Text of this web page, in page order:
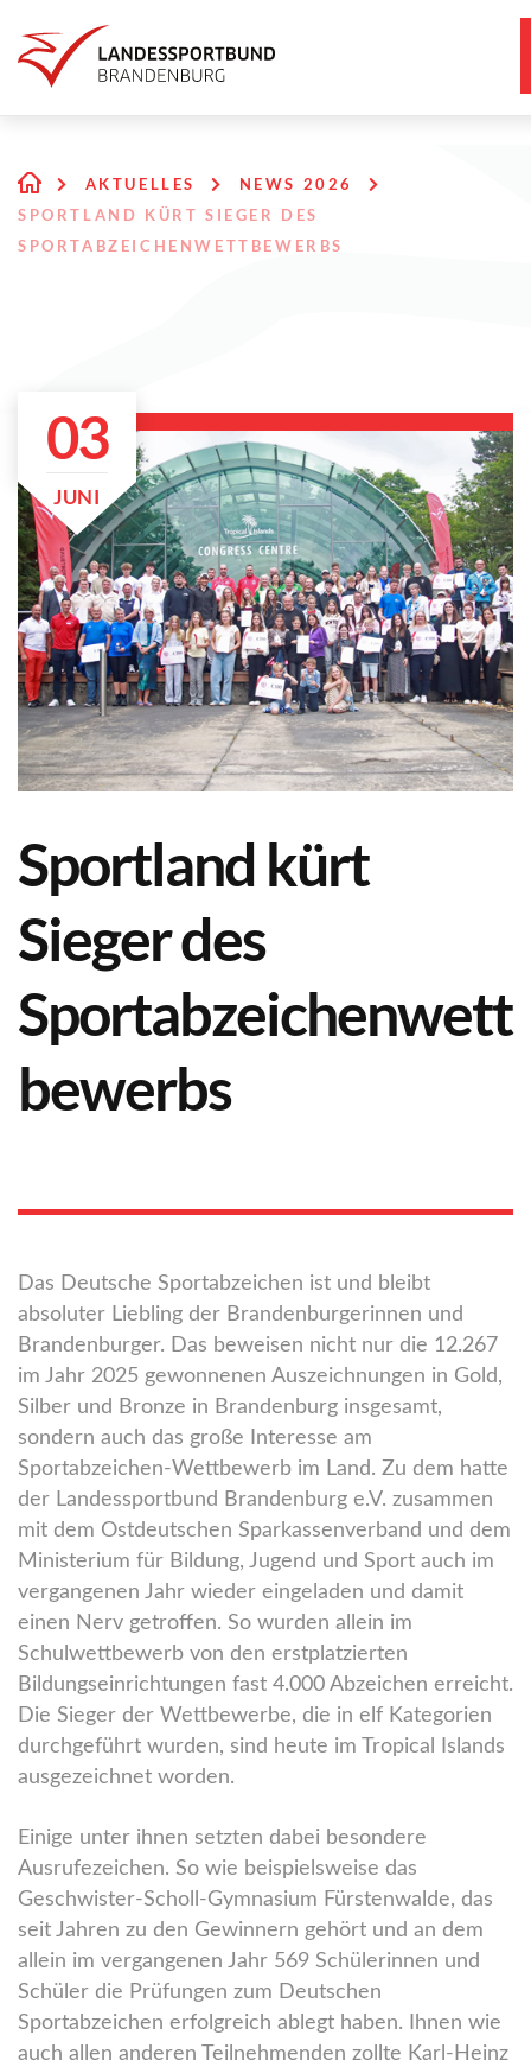
AKTUELLES
NEWS 2026
SPORTLAND KÜRT SIEGER DES
SPORTABZEICHENWETTBEWERBS
03
JUNI
Sportland kürt
Sieger des
Sportabzeichenwett
bewerbs
Das Deutsche Sportabzeichen ist und bleibt
absoluter Liebling der Brandenburgerinnen und
Brandenburger. Das beweisen nicht nur die 12.267
im Jahr 2025 gewonnenen Auszeichnungen in Gold,
Silber und Bronze in Brandenburg insgesamt,
sondern auch das große Interesse am
Sportabzeichen-Wettbewerb im Land. Zu dem hatte
der Landessportbund Brandenburg e.V. zusammen
mit dem Ostdeutschen Sparkassenverband und dem
Ministerium für Bildung, Jugend und Sport auch im
vergangenen Jahr wieder eingeladen und damit
einen Nerv getroffen. So wurden allein im
Schulwettbewerb von den erstplatzierten
Bildungseinrichtungen fast 4.000 Abzeichen erreicht.
Die Sieger der Wettbewerbe, die in elf Kategorien
durchgeführt wurden, sind heute im Tropical Islands
ausgezeichnet worden.
Einige unter ihnen setzten dabei besondere
Ausrufezeichen. So wie beispielsweise das
Geschwister-Scholl-Gymnasium Fürstenwalde, das
seit Jahren zu den Gewinnern gehört und an dem
allein im vergangenen Jahr 569 Schülerinnen und
Schüler die Prüfungen zum Deutschen
Sportabzeichen erfolgreich ablegt haben. Ihnen wie
auch allen anderen Teilnehmenden zollte Karl-Heinz